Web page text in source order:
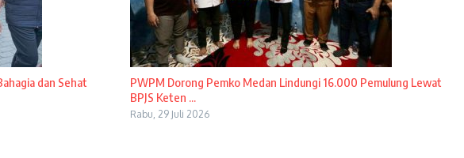
dan Sehat
PWPM Dorong Pemko Medan Lindungi 16.000 Pemulung Lewat
BPJS Keten ...
Rabu, 29 Juli 2026